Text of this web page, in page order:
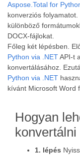
Aspose.Total for
konverziós
különböző
DOCX-fájlokat.
Főleg két lépésben.
Python via .NETAPI-t
konvertálásához.
Python via .NET
kívánt Microsoft Word
Hogyan
1. lépés